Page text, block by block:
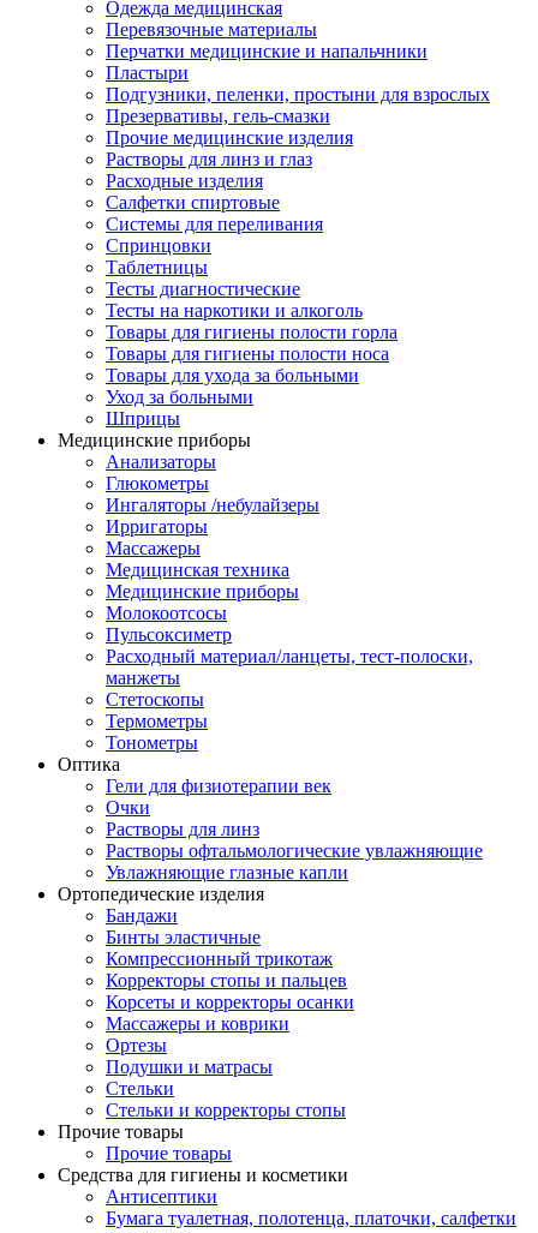
Одежда медицинская
Перевязочные материалы
Перчатки медицинские и напальчники
Пластыри
Подгузники, пеленки, простыни для взрослых
Презервативы, гель-смазки
Прочие медицинские изделия
Растворы для линз и глаз
Расходные изделия
Салфетки спиртовые
Системы для переливания
Спринцовки
Таблетницы
Тесты диагностические
Тесты на наркотики и алкоголь
Товары для гигиены полости горла
Товары для гигиены полости носа
Товары для ухода за больными
Уход за больными
Шприцы
Медицинские приборы
Анализаторы
Глюкометры
Ингаляторы /небулайзеры
Ирригаторы
Массажеры
Медицинская техника
Медицинские приборы
Молокоотсосы
Пульсоксиметр
Расходный материал/ланцеты, тест-полоски,
манжеты
Стетоскопы
Термометры
Тонометры
Оптика
Гели для физиотерапии век
Очки
Растворы для линз
Растворы офтальмологические увлажняющие
Увлажняющие глазные капли
Ортопедические изделия
Бандажи
Бинты эластичные
Компрессионный трикотаж
Корректоры стопы и пальцев
Корсеты и корректоры осанки
Массажеры и коврики
Ортезы
Подушки и матрасы
Стельки
Стельки и корректоры стопы
Прочие товары
Прочие товары
Средства для гигиены и косметики
Антисептики
Бумага туалетная, полотенца, платочки, салфетки